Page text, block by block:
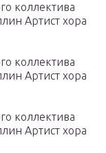
коллектива
Артист хора
коллектива
Артист хора
коллектива
Артист хора